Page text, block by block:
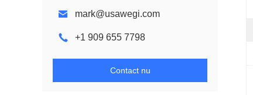
mark@usawegi.com
+1 909 655 7798
Contact nu